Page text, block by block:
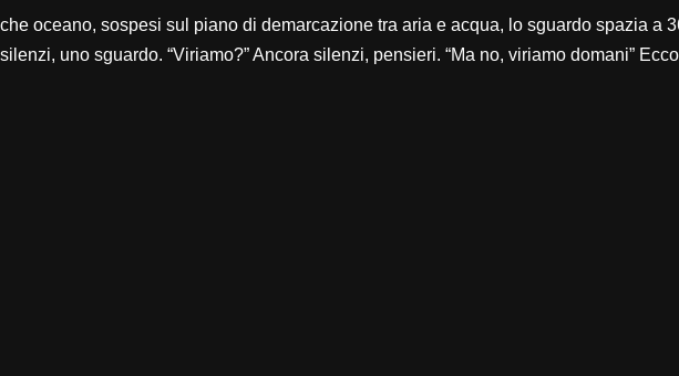
oceano, sospesi sul piano di demarcazione tra aria e acqua, lo sguardo spazia a
uno sguardo. “Viriamo?” Ancora silenzi, pensieri. “Ma no, viriamo domani”